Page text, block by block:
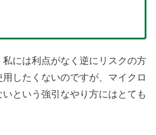
には利点がなく逆にリスクの方
したくないのですが、マイクロ
という強引なやり方にはとても